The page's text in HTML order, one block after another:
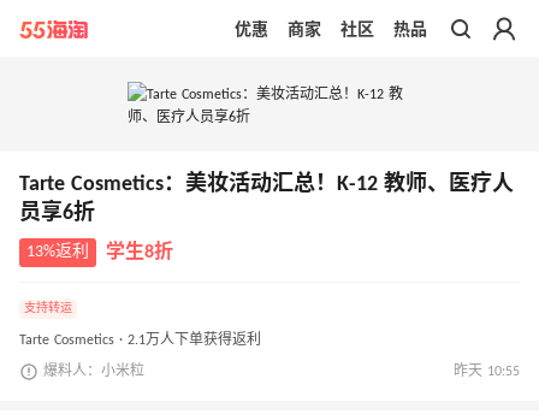
带你去官网买正品
优惠 商家 社区 热品
Tarte Cosmetics：美妆活动汇总！K-12 教师、医疗人
员享6折
13%返利 学生8折
支持转运
Tarte Cosmetics · 2.1万人下单获得返利
爆料人：小米粒 昨天 10:55